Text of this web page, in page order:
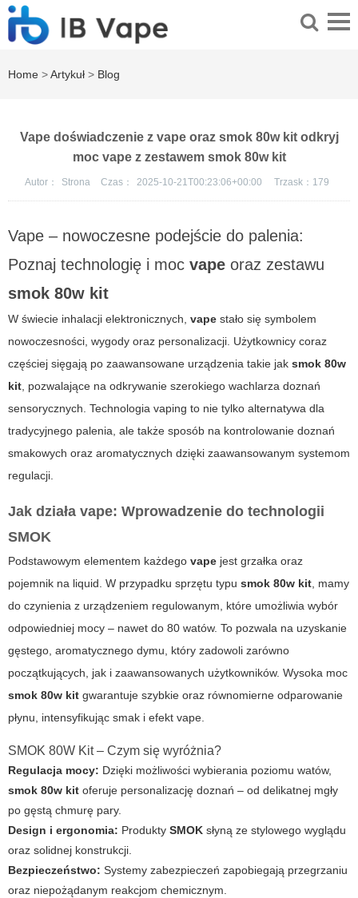
Home >Artykuł > Blog
Vape doświadczenie z vape oraz smok 80w kit odkryj
moc vape z zestawem smok 80w kit
Autor： Strona Czas： 2025-10-21T00:23:06+00:00 Trzask： 179
Vape – nowoczesne podejście do palenia:
Poznaj technologię i moc vape oraz zestawu
smok 80w kit
W świecie inhalacji elektronicznych, vape stało się symbolem
nowoczesności, wygody oraz personalizacji. Użytkownicy coraz
częściej sięgają po zaawansowane urządzenia takie jak smok 80w
kit, pozwalające na odkrywanie szerokiego wachlarza doznań
sensorycznych. Technologia vaping to nie tylko alternatywa dla
tradycyjnego palenia, ale także sposób na kontrolowanie doznań
smakowych oraz aromatycznych dzięki zaawansowanym systemom
regulacji.
Jak działa vape: Wprowadzenie do technologii
SMOK
Podstawowym elementem każdego vape jest grzałka oraz
pojemnik na liquid. W przypadku sprzętu typu smok 80w kit, mamy
do czynienia z urządzeniem regulowanym, które umożliwia wybór
odpowiedniej mocy – nawet do 80 watów. To pozwala na uzyskanie
gęstego, aromatycznego dymu, który zadowoli zarówno
początkujących, jak i zaawansowanych użytkowników. Wysoka moc
smok 80w kit gwarantuje szybkie oraz równomierne odparowanie
płynu, intensyfikując smak i efekt vape.
SMOK 80W Kit – Czym się wyróżnia?
Regulacja mocy: Dzięki możliwości wybierania poziomu watów,
smok 80w kit oferuje personalizację doznań – od delikatnej mgły
po gęstą chmurę pary.
Design i ergonomia: Produkty SMOK słyną ze stylowego wyglądu
oraz solidnej konstrukcji.
Bezpieczeństwo: Systemy zabezpieczeń zapobiegają przegrzaniu
oraz niepożądanym reakcjom chemicznym.